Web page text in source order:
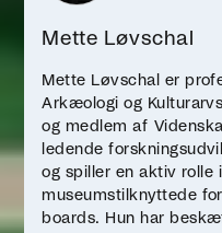
Mette Løvschal
Mette Løvschal er
Arkæologi og
og medlem af
ledende
og spiller en aktiv rolle
museumstilknyttede
boards. Hun har